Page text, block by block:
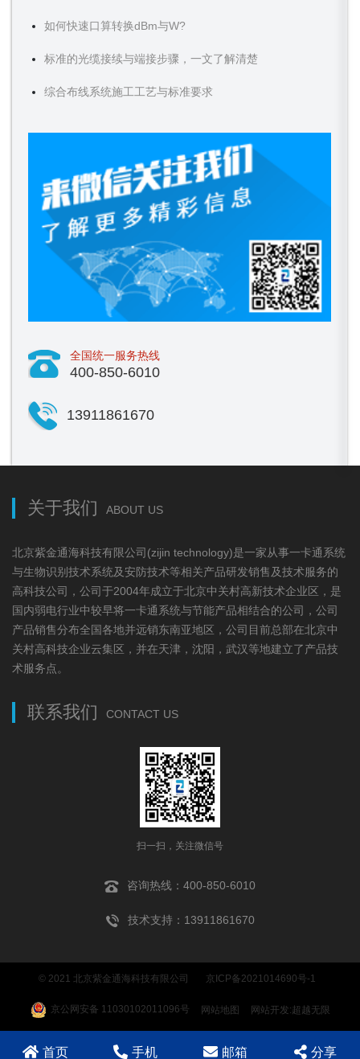
如何快速口算转换dBm与W?
标准的光缆接续与端接步骤，一文了解清楚
综合布线系统施工工艺与标准要求
全国统一服务热线
400-850-6010
13911861670
关于我们 ABOUT US
北京紫金通海科技有限公司(zijin technology)是一家从事一卡通系统
与生物识别技术系统及安防技术等相关产品研发销售及技术服务的
高科技公司，公司于2004年成立于北京中关村高新技术企业区，是
国内弱电行业中较早将一卡通系统与节能产品相结合的公司，公司
产品销售分布全国各地并远销东南亚地区，公司目前总部在北京中
关村高科技企业云集区，并在天津，沈阳，武汉等地建立了产品技
术服务点。
联系我们 CONTACT US
扫一扫，关注微信号
咨询热线：400-850-6010
技术支持：13911861670
© 2021 北京紫金通海科技有限公司 京ICP备2021014690号-1
京公网安备 11030102011096号 网站地图 网站开发:超越无限
首页 手机 邮箱 分享